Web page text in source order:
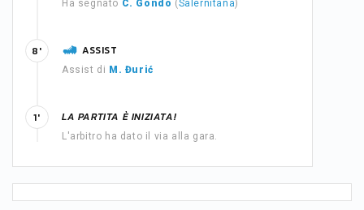
Ha segnato C. Gondo (Salernitana)
ASSIST
Assist di M. Đurić
8'
LA PARTITA È INIZIATA!
L'arbitro ha dato il via alla gara.
1'